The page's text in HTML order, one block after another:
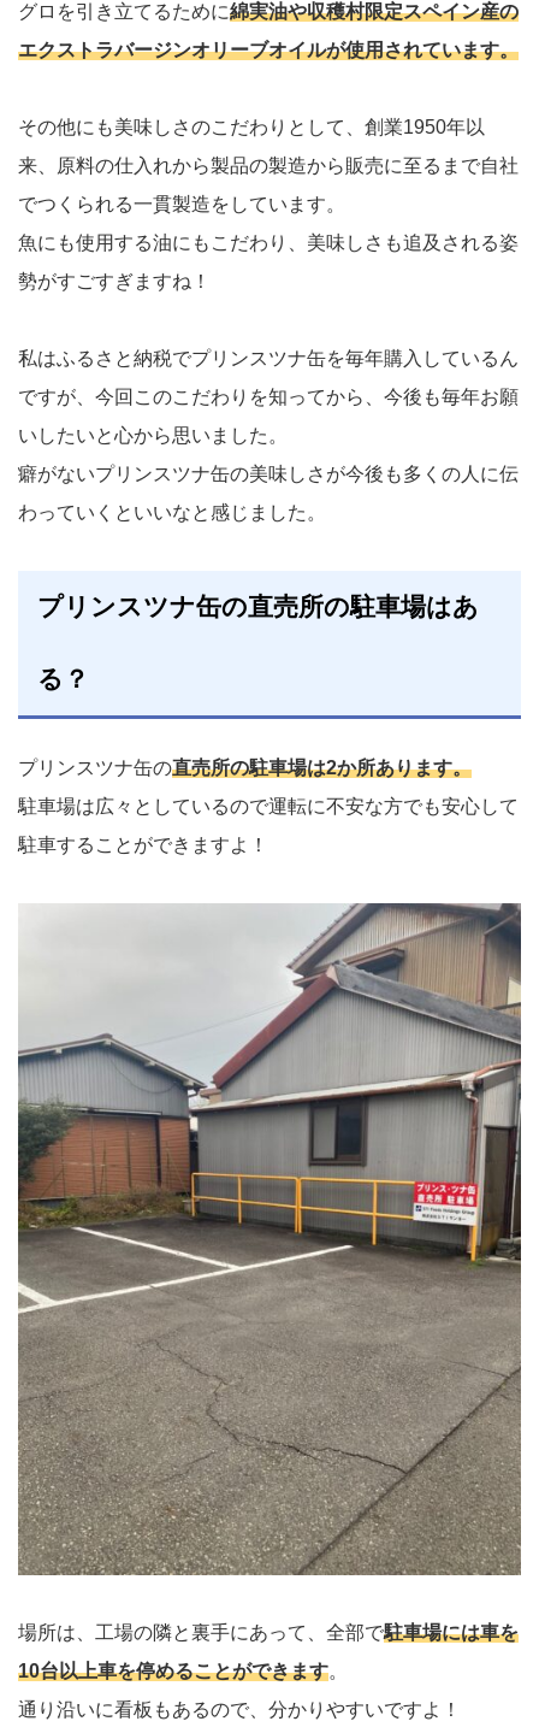
グロを引き立てるために綿実油や収穫村限定スペイン産の
エクストラバージンオリーブオイルが使用されています。
その他にも美味しさのこだわりとして、創業1950年以
来、原料の仕入れから製品の製造から販売に至るまで自社
でつくられる一貫製造をしています。
魚にも使用する油にもこだわり、美味しさも追及される姿
勢がすごすぎますね！
私はふるさと納税でプリンスツナ缶を毎年購入しているん
ですが、今回このこだわりを知ってから、今後も毎年お願
いしたいと心から思いました。
癖がないプリンスツナ缶の美味しさが今後も多くの人に伝
わっていくといいなと感じました。
プリンスツナ缶の直売所の駐車場はあ
る？
プリンスツナ缶の直売所の駐車場は2か所あります。
駐車場は広々としているので運転に不安な方でも安心して
駐車することができますよ！
場所は、工場の隣と裏手にあって、全部で駐車場には車を
10台以上車を停めることができます。
通り沿いに看板もあるので、分かりやすいですよ！